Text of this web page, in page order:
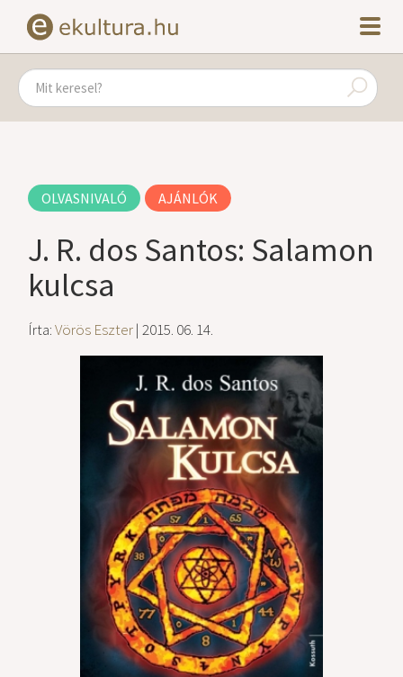
OLVASNIVALÓ AJÁNLÓK
J. R. dos Santos: Salamon
kulcsa
Írta:Vörös Eszter| 2015. 06. 14.